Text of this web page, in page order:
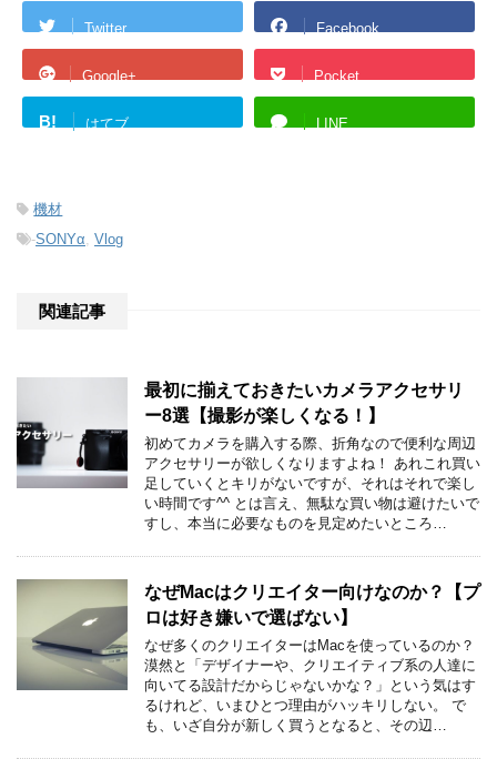
Twitter Facebook
Google+ Pocket
B! はてブ LINE
機材
-SONYα, Vlog
関連記事
最初に揃えておきたいカメラアクセサリ
ー8選【撮影が楽しくなる！】
初めてカメラを購入する際、折角なので便利な周辺
アクセサリーが欲しくなりますよね！ あれこれ買い
足していくとキリがないですが、それはそれで楽し
い時間です^^ とは言え、無駄な買い物は避けたいで
すし、本当に必要なものを見定めたいところ…
なぜMacはクリエイター向けなのか？【プ
ロは好き嫌いで選ばない】
なぜ多くのクリエイターはMacを使っているのか？
漠然と「デザイナーや、クリエイティブ系の人達に
向いてる設計だからじゃないかな？」という気はす
るけれど、いまひとつ理由がハッキリしない。 で
も、いざ自分が新しく買うとなると、その辺…